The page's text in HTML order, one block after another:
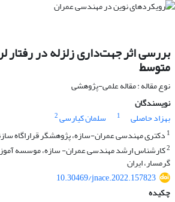
بررسی اثر جهت‌داری زلزله در رفتار
متوسط
نوع مقاله : مقاله علمی-پژوهشی
نویسندگان
بهزاد حاصلی
1 سلمان کیارسی2
1 دکتری مهندسی عمران-سازه، پژوهشگر قراراگاه
2کارشناس ارشد مهندسی عمران- سازه، موسسه آموزش
گرمسار، ایران
10.30469/jnace.2022.157823
چکیده